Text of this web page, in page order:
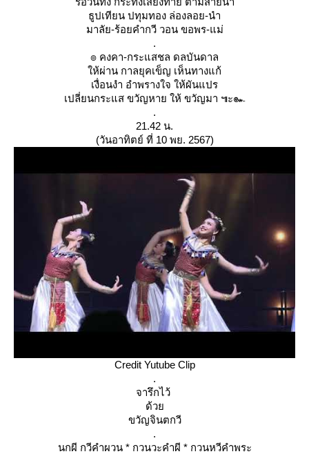
ธูปเทียน ปทุมทอง ล่องลอย-นำ
มาลัย-ร้อยคำกวี วอน ขอพร-แม่
.
๏ คงคา-กระแสชล ดลบันดาล
ห้ผ่าน กาลยุคเข็ญ เห็นทางแก้
เงื่อนงำ อำพรางใจ ให้ผันแปร
เปลี่ยนกระแส ขวัญหาย ให้ ขวัญมา ๚ะ๛
.
21.42 น.
(วันอาทิตย์ ที่ 10 พย. 2567)
Credit Yutube Clip
.
จารึกไว้
ด้ว
ขวัญจินตกวี
.
นกผี กวีคำผวน * กวนวะคำผี * กวนหวีคำพระ